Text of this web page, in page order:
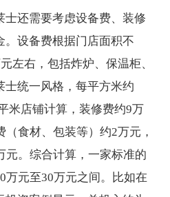
还需要考虑设备费、装修
。设备费根据门店面积不
左右，包括炸炉、保温柜、
士统一风格，每平方米约
米店铺计算，装修费约9万
食材、包装等）约2万元，
元。综合计算，一家标准的
万元至30万元之间。比如在